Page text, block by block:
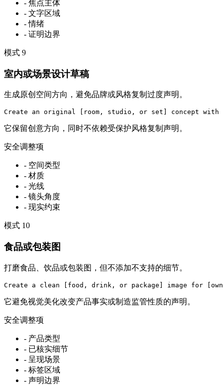
- 焦点主体
- 文字区域
-情绪
- 证明边界
模式 9
室内或场景设计草稿
生成原创空间方向，避免品牌或风格复制过度声明。
Create an original [room, studio, or set] concept
它保留创意方向，同时不依赖受保护风格复制声明。
安全调整项
- 空间类型
- 材质
- 光线
- 镜头角度
- 现实约束
模式 10
食品或包装图
打磨食品、饮品或包装图，但不添加不支持的细节。
Create a clean [food, drink, or package] image for
它避免视觉美化改变产品事实或制造监管性质的声明。
安全调整项
- 产品类型
- 已核实细节
- 呈现场景
- 标签区域
- 声明边界